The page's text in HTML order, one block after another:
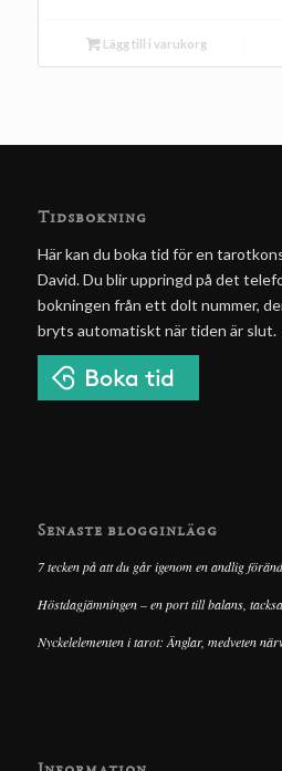
Lägg till i varukorg
Tidsbokning
Här kan du boka tid för en
David. Du blir uppringd på det
bokningen från ett dolt nummer,
bryts automatiskt när tiden är slut.
Senaste blogginlägg
7 tecken på att du går igenom en andlig
Höstdagjämningen – en port till balans,
Nyckelelementen i tarot: Änglar, medveten